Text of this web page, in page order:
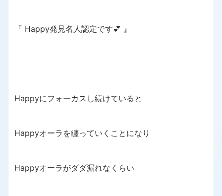
『 Happy発見名人認定です💕 』
Happyにフォーカスし続けていると
Happyオーラを纏っていくことになり
Happyオーラがダダ漏れなくらい